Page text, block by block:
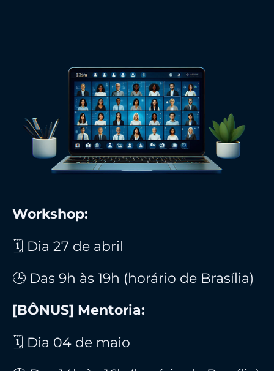
Workshop:
🗓️ Dia 27 de abril
🕒 Das 9h às 19h (horário de Brasília)
[BÔNUS] Mentoria:
🗓️ Dia 04 de maio